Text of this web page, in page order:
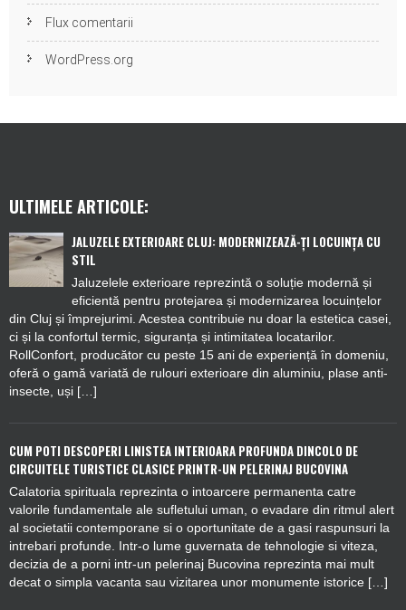
Flux comentarii
WordPress.org
ULTIMELE ARTICOLE:
JALUZELE EXTERIOARE CLUJ: MODERNIZEAZĂ-ȚI LOCUINȚA CU
STIL
Jaluzelele exterioare reprezintă o soluție modernă și
eficientă pentru protejarea și modernizarea locuințelor
din Cluj și împrejurimi. Acestea contribuie nu doar la estetica casei,
ci și la confortul termic, siguranța și intimitatea locatarilor.
RollConfort, producător cu peste 15 ani de experiență în domeniu,
oferă o gamă variată de rulouri exterioare din aluminiu, plase anti-
insecte, uși […]
CUM POTI DESCOPERI LINISTEA INTERIOARA PROFUNDA DINCOLO DE
CIRCUITELE TURISTICE CLASICE PRINTR-UN PELERINAJ BUCOVINA
Calatoria spirituala reprezinta o intoarcere permanenta catre
valorile fundamentale ale sufletului uman, o evadare din ritmul alert
al societatii contemporane si o oportunitate de a gasi raspunsuri la
intrebari profunde. Intr-o lume guvernata de tehnologie si viteza,
decizia de a porni intr-un pelerinaj Bucovina reprezinta mai mult
decat o simpla vacanta sau vizitarea unor monumente istorice […]